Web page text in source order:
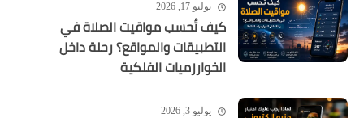
يوليو 17, 2026
كيف تُحسب مواقيت الصلاة في
التطبيقات والمواقع؟ رحلة داخل
الخوارزميات الفلكية
يوليو 3, 2026